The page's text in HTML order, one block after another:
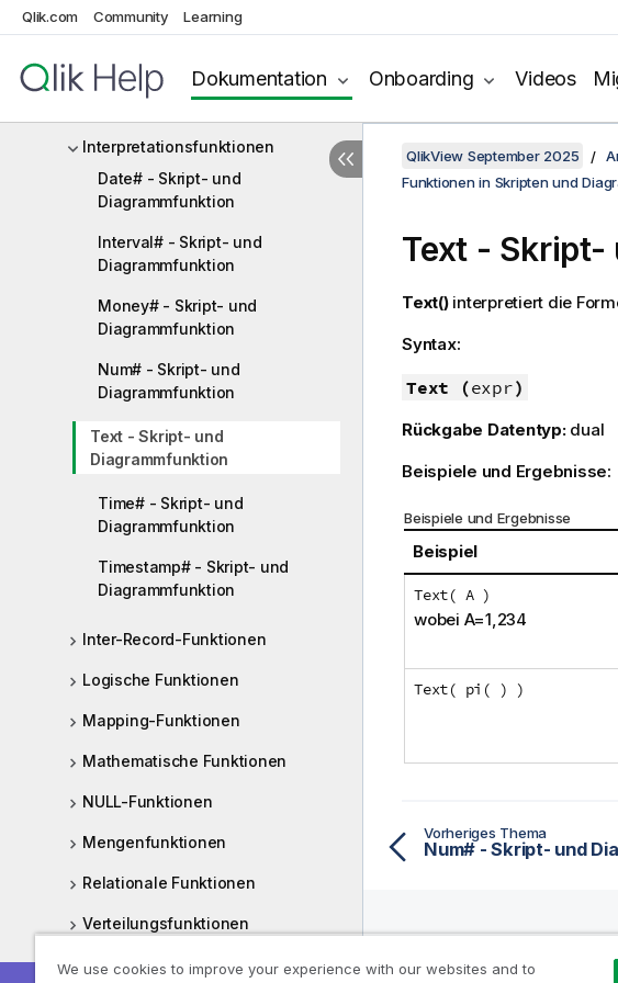
Qlik.com Community Learning
Dokumentation Onboarding Videos
Finanzfunktionen
Formatfunktionen
Numerische Funktionen
Interpretationsfunktionen
Date# - Skript- und
Diagrammfunktion
Interval# - Skript- und
Diagrammfunktion
Money# - Skript- und
Diagrammfunktion
Num# - Skript- und
Diagrammfunktion
Text - Skript- und
Diagrammfunktion
Time# - Skript- und
Diagrammfunktion
Timestamp# - Skript- und
Diagrammfunktion
Inter-Record-Funktionen
Logische Funktionen
Mapping-Funktionen
Mathematische Funktionen
NULL-Funktionen
Mengenfunktionen
Relationale Funktionen
Verteilungsfunktionen
Stringfunktionen
QlikView September 2025
Funktionen in Skripten und
Text - Skript-
Text()interpretiert die
Syntax:
Text (expr)
Rückgabe Datentyp: dual
Beispiele und Ergebnisse:
Beispiele und Ergebnisse
Beispiel
Text( A )
wobei A=1,234
Text( pi( ) )
Vorheriges Thema
Num# - Skript- und
Hilfe-
We use cookies to improve your experience with our websites and to